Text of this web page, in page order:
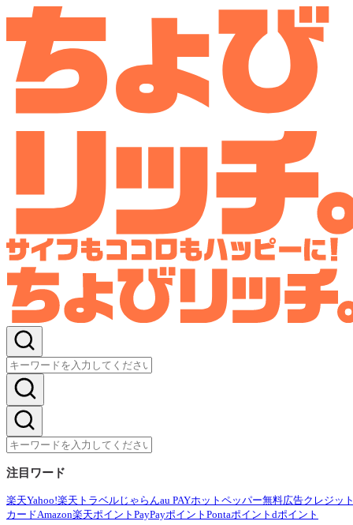
注目ワード
楽天Yahoo!楽天トラベル じゃらんau PAYホットペッパー無料広告クレジッ
カードAmazon楽天ポイント PayPayポイント Pontaポイント dポイント